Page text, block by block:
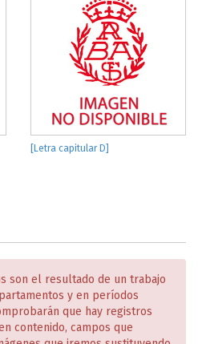
[Letra capitular D]
son el resultado de un trabajo
y en períodos
que hay registros
contenido, campos que